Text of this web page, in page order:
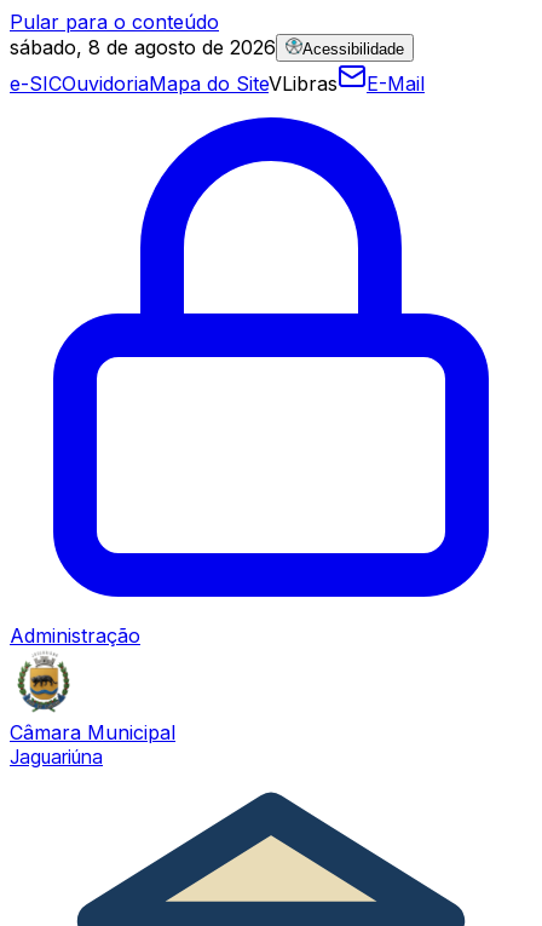
Pular para o conteúdo
sábado, 8 de agosto de 2026
Acessibilidade
e-SICOuvidoriaMapa do SiteVLibras E-Mail
Administração
Câmara Municipal
Jaguariúna